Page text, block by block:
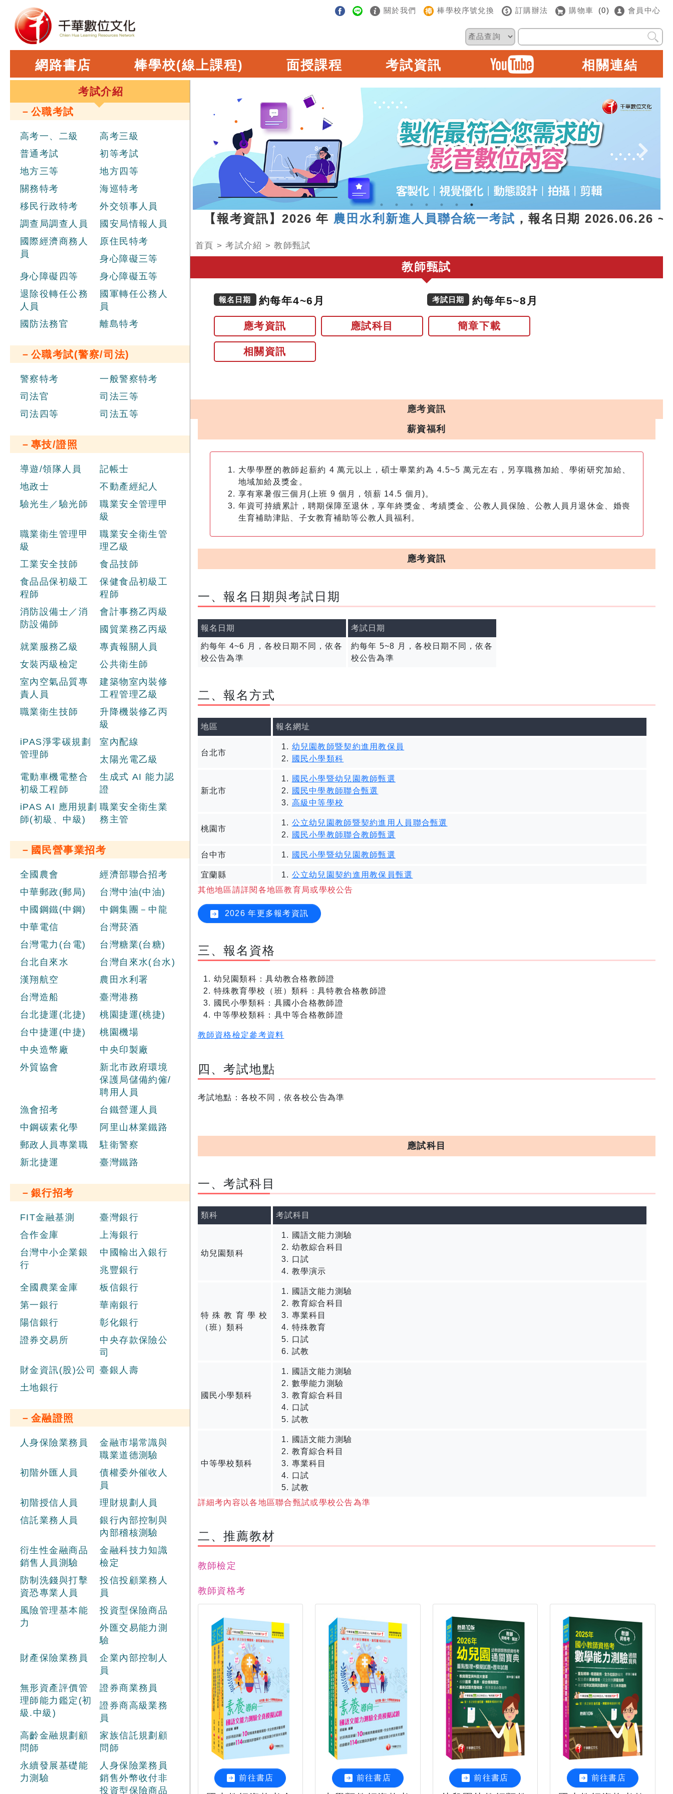
關於我們 棒學校序號兌換 訂購辦法 購物車 (0) 會員中心
網路書店 棒學校(線上課程) 面授課程 考試資訊 相關連結
考試介紹
－公職考試
高考一、二級
高考三級
普通考試
初等考試
地方三等
地方四等
關務特考
海巡特考
移民行政特考
外交領事人員
調查局調查人員
國安局情報人員
國際經濟商務人
員
原住民特考
身心障礙三等
身心障礙四等
身心障礙五等
退除役轉任公務
人員
國軍轉任公務人
員
國防法務官
離島特考
－公職考試(警察/司法)
警察特考
一般警察特考
司法官
司法三等
司法四等
司法五等
－專技/證照
導遊/領隊人員
記帳士
地政士
不動產經紀人
驗光生／驗光師
職業安全管理甲
級
職業衛生管理甲
級
職業安全衛生管
理乙級
工業安全技師
食品技師
食品品保初級工
程師
保健食品初級工
程師
消防設備士／消
防設備師
會計事務乙丙級
國貿業務乙丙級
就業服務乙級
專責報關人員
女裝丙級檢定
公共衛生師
室內空氣品質專
責人員
建築物室內裝修
工程管理乙級
職業衛生技師
升降機裝修乙丙
級
iPAS淨零碳規劃
管理師
室內配線
太陽光電乙級
電動車機電整合
初級工程師
生成式 AI 能力認
證
iPAS AI 應用規劃
師(初級、中級)
職業安全衛生業
務主管
－國民營事業招考
全國農會
經濟部聯合招考
中華郵政(郵局)
台灣中油(中油)
中國鋼鐵(中鋼)
中鋼集團－中龍
中華電信
台灣菸酒
台灣電力(台電)
台灣糖業(台糖)
台北自來水
台灣自來水(台水)
漢翔航空
農田水利署
台灣造船
臺灣港務
台北捷運(北捷)
桃園捷運(桃捷)
台中捷運(中捷)
桃園機場
中央造幣廠
中央印製廠
外貿協會
新北市政府環境
保護局儲備約僱/
聘用人員
漁會招考
台鐵營運人員
中鋼碳素化學
阿里山林業鐵路
郵政人員專業職
駐衛警察
新北捷運
臺灣鐵路
－銀行招考
FIT金融基測
臺灣銀行
合作金庫
上海銀行
台灣中小企業銀
行
中國輸出入銀行
兆豐銀行
全國農業金庫
板信銀行
第一銀行
華南銀行
陽信銀行
彰化銀行
證券交易所
中央存款保險公
司
財金資訊(股)公司
臺銀人壽
土地銀行
－金融證照
人身保險業務員
金融市場常識與
職業道德測驗
初階外匯人員
債權委外催收人
員
初階授信人員
理財規劃人員
信託業務人員
銀行內部控制與
內部稽核測驗
衍生性金融商品
銷售人員測驗
金融科技力知識
檢定
防制洗錢與打擊
資恐專業人員
投信投顧業務人
員
風險管理基本能
力
投資型保險商品
外匯交易能力測
驗
財產保險業務員
企業內部控制人
員
無形資產評價管
理師能力鑑定(初
級.中級)
證券商業務員
證券商高級業務
員
高齡金融規劃顧
問師
家族信託規劃顧
問師
永續發展基礎能
力測驗
人身保險業務員
銷售外幣收付非
投資型保險商品
~ 2026.07.13 【報考資訊】2026 年農田水利新進人員聯合統一考試，報名日期 2026.06.26 ~
首頁 >考試介紹 >教師甄試
教師甄試
報名日期 約每年4~6月 考試日期 約每年5~8月
應考資訊 應試科目 簡章下載
相關資訊
應考資訊
薪資福利
大學學歷的教師起薪約 4 萬元以上，碩士畢業約為 4.5~5 萬元左右，另享職務加給、學術研究加給、
地域加給及獎金。
享有寒暑假三個月(上班 9 個月，領薪 14.5 個月)。
年資可持續累計，聘期保障至退休，享年終獎金、考績獎金、公教人員保險、公教人員月退休金、婚喪
生育補助津貼、子女教育補助等公教人員福利。
應考資訊
一、報名日期與考試日期
報名日期
約每年 4~6 月，各校日期不同，依各
校公告為準
考試日期
約每年 5~8 月，各校日期不同，依各
校公告為準
二、報名方式
地區 報名網址
台北市
幼兒園教師暨契約進用教保員
國民小學類科
新北市
國民小學暨幼兒園教師甄選
國民中學教師聯合甄選
高級中等學校
桃園市
公立幼兒園教師暨契約進用人員聯合甄選
國民小學教師聯合教師甄選
台中市 國民小學暨幼兒園教師甄選
宜蘭縣
公立幼兒園契約進用教保員甄選
其他地區請詳閱各地區教育局或學校公告
2026 年更多報考資訊
三、報名資格
幼兒園類科：具幼教合格教師證
特殊教育學校（班）類科：具特教合格教師證
國民小學類科：具國小合格教師證
中等學校類科：具中等合格教師證
教師資格檢定參考資料
四、考試地點
考試地點：各校不同，依各校公告為準
應試科目
一、考試科目
類科 考試科目
幼兒園類科
國語文能力測驗
幼教綜合科目
口試
教學演示
特殊教育學校
（班）類科
國語文能力測驗
教育綜合科目
專業科目
特殊教育
口試
試教
國民小學類科
國語文能力測驗
數學能力測驗
教育綜合科目
口試
試教
中等學校類科
國語文能力測驗
教育綜合科目
專業科目
口試
試教
詳細考內容以各地區聯合甄試或學校公告為準
​二、推薦教材
教師檢定
教師資格考
前往書店 前往書店 前往書店 前往書店